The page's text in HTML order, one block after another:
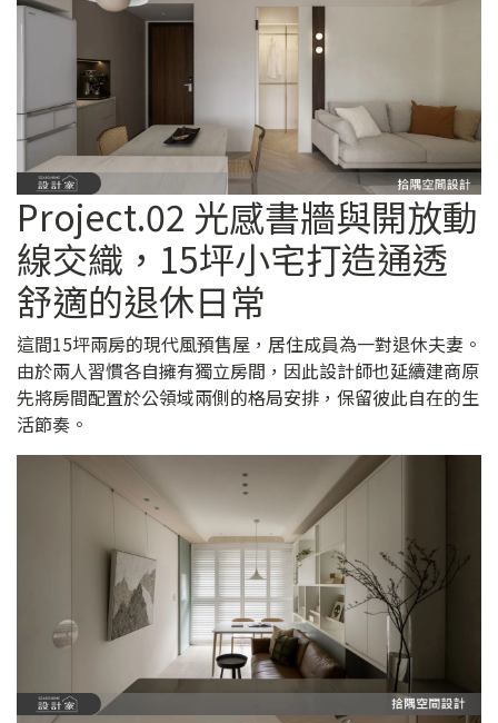
Project.02 光感書牆與開放動
線交織，15坪小宅打造通透
舒適的退休日常
這間15坪兩房的現代風預售屋，居住成員為一對退休夫妻。
由於兩人習慣各自擁有獨立房間，因此設計師也延續建商原
先將房間配置於公領域兩側的格局安排，保留彼此自在的生
活節奏。